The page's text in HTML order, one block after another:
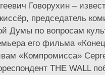
Говорухин –
председатель
Думы по вопросам
его фильма
«Компромисса»
THE WALL